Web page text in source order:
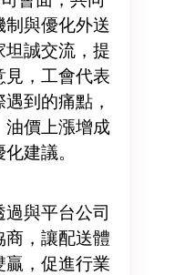
與優化外送
坦誠交流，提
見，工會代表
到的痛點，
油價上漲增成
建議。
與平台公司
商，讓配送體
，促進行業